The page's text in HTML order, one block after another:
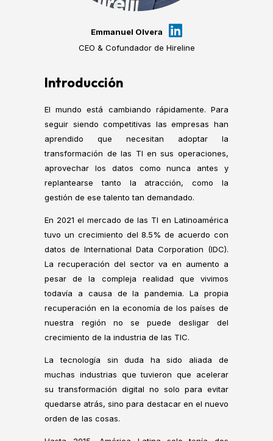
Emmanuel Olvera
CEO & Cofundador de Hireline
Introducción
El mundo está cambiando rápidamente. Para
seguir siendo competitivas las empresas han
aprendido que necesitan adoptar la
transformación de las TI en sus operaciones,
aprovechar los datos como nunca antes y
replantearse tanto la atracción, como la
gestión de ese talento tan demandado.
En 2021 el mercado de las TI en Latinoamérica
tuvo un crecimiento del 8.5% de acuerdo con
datos de International Data Corporation (IDC).
La recuperación del sector va en aumento a
pesar de la compleja realidad que vivimos
todavía a causa de la pandemia. La propia
recuperación en la economía de los países de
nuestra región no se puede desligar del
crecimiento de la industria de las TIC.
La tecnología sin duda ha sido aliada de
muchas industrias que tuvieron que acelerar
su transformación digital no solo para evitar
quedarse atrás, sino para destacar en el nuevo
orden de las cosas.